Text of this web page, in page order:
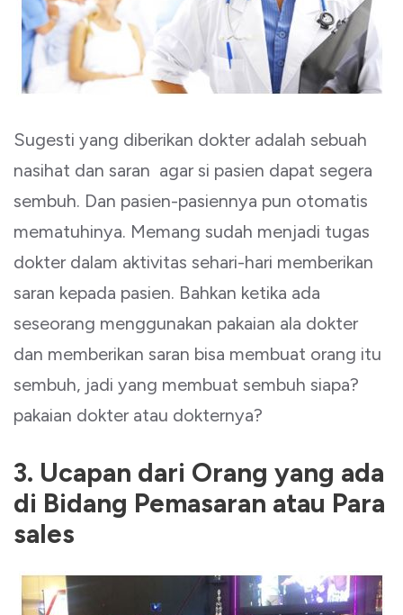
Sugesti yang diberikan dokter adalah sebuah
nasihat dan saran agar si pasien dapat segera
sembuh. Dan pasien-pasiennya pun otomatis
mematuhinya. Memang sudah menjadi tugas
dokter dalam aktivitas sehari-hari memberikan
saran kepada pasien. Bahkan ketika ada
seseorang menggunakan pakaian ala dokter
dan memberikan saran bisa membuat orang itu
sembuh, jadi yang membuat sembuh siapa?
pakaian dokter atau dokternya?
3. Ucapan dari Orang yang ada
di Bidang Pemasaran atau Para
sales